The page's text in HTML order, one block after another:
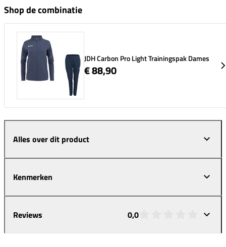
Shop de combinatie
JDH Carbon Pro Light Trainingspak Dames
€ 88,90
Alles over dit product
Kenmerken
Reviews 0,0